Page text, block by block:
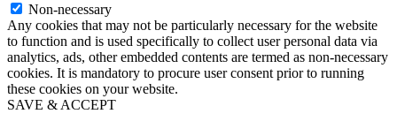
Non-necessary
Any cookies that may not be particularly necessary for the website
to function and is used specifically to collect user personal data via
analytics, ads, other embedded contents are termed as non-necessary
cookies. It is mandatory to procure user consent prior to running
these cookies on your website.
SAVE & ACCEPT